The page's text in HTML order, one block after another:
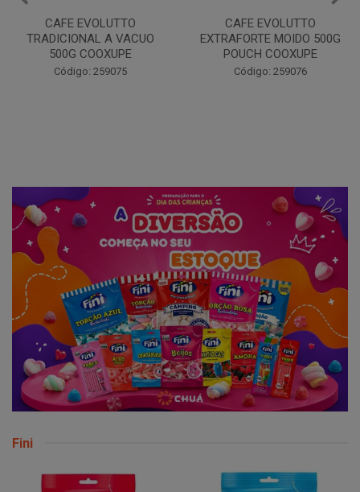
CAFE EVOLUTTO
TRADICIONAL A VACUO
500G COOXUPE
Código: 259075
CAFE EVOLUTTO
EXTRAFORTE MOIDO 500G
POUCH COOXUPE
Código: 259076
Fini